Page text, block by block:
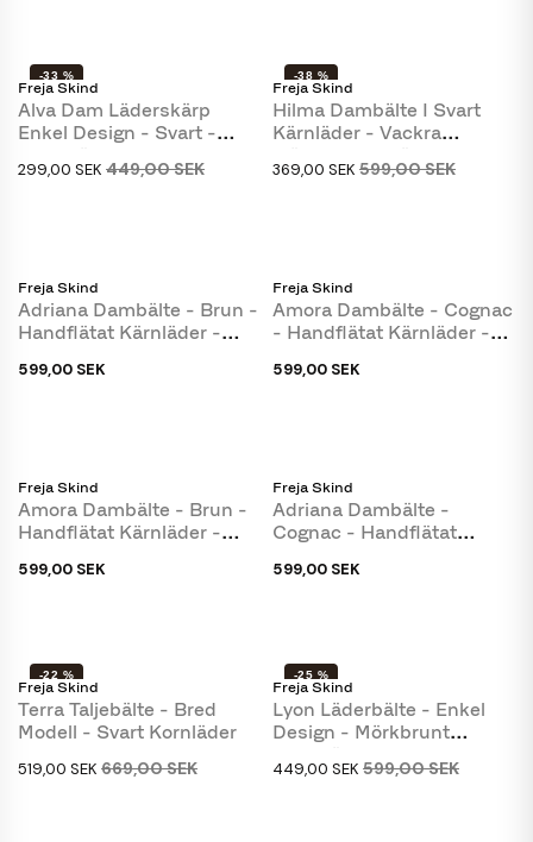
Freja Skind
Alva Dam Läderskärp
Enkel Design - Svart -
299,00 SEK 449,00 SEK
-33 %
NY
Freja Skind
Hilma Dambälte I Svart
Kärnläder - Vackra
369,00 SEK 599,00 SEK
-38 %
NY
Freja Skind
Adriana Dambälte - Brun -
Handflätat Kärnläder -
599,00 SEK
Freja Skind
Amora Dambälte - Cognac
- Handflätat Kärnläder -
599,00 SEK
Freja Skind
Amora Dambälte - Brun -
Handflätat Kärnläder -
599,00 SEK
Freja Skind
Adriana Dambälte -
Cognac - Handflätat
599,00 SEK
Freja Skind
Terra Taljebälte - Bred
Modell - Svart Kornläder
519,00 SEK 669,00 SEK
-22 %
Freja Skind
Lyon Läderbälte - Enkel
Design - Mörkbrunt
449,00 SEK 599,00 SEK
-25 %